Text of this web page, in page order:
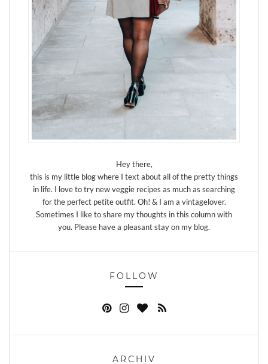
Hey there,
this is my little blog where I text about all of the pretty things
in life. I love to try new veggie recipes as much as searching
for the perfect petite outfit. Oh! & I am a vintagelover.
Sometimes I like to share my thoughts in this column with
you. Please have a pleasant stay on my blog.
FOLLOW
ARCHIV